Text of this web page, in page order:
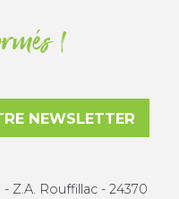
!
NEWSLETTER
Z.A. Rouffillac - 24370